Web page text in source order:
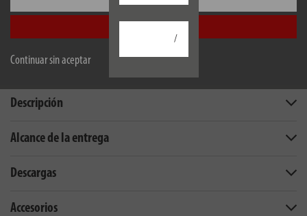
Continuar sin aceptar
/
Professional
Descripción
Alcance de la entrega
Descargas
Accesorios